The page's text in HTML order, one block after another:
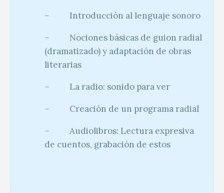
– Introducción al lenguaje sonoro
– Nociones básicas de guion radial
(dramatizado) y adaptación de obras
literarias
– La radio: sonido para ver
– Creación de un programa radial
– Audiolibros: Lectura expresiva
de cuentos, grabación de estos